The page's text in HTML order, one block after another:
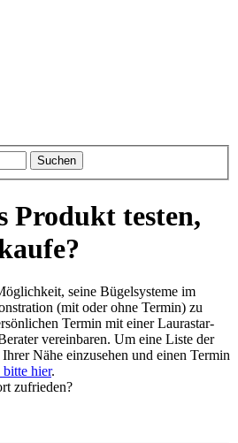
Suchen
Produkt testen,
seine Bügelsysteme im
(mit oder ohne Termin) zu
Termin mit einer Laurastar-
vereinbaren. Um eine Liste der
Nähe einzusehen und einen Termin
hier.
zufrieden?